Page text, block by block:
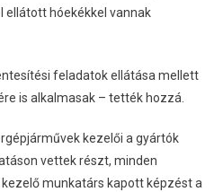
ellátott hóekékkel vannak
feladatok ellátása mellett
is alkalmasak – tették hozzá.
kezelői a gyártók
vettek részt, minden
munkatárs kapott képzést a